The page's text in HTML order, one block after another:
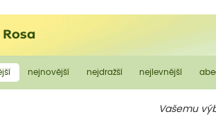
nejnovější nejdražší nejlevnější
Vašemu